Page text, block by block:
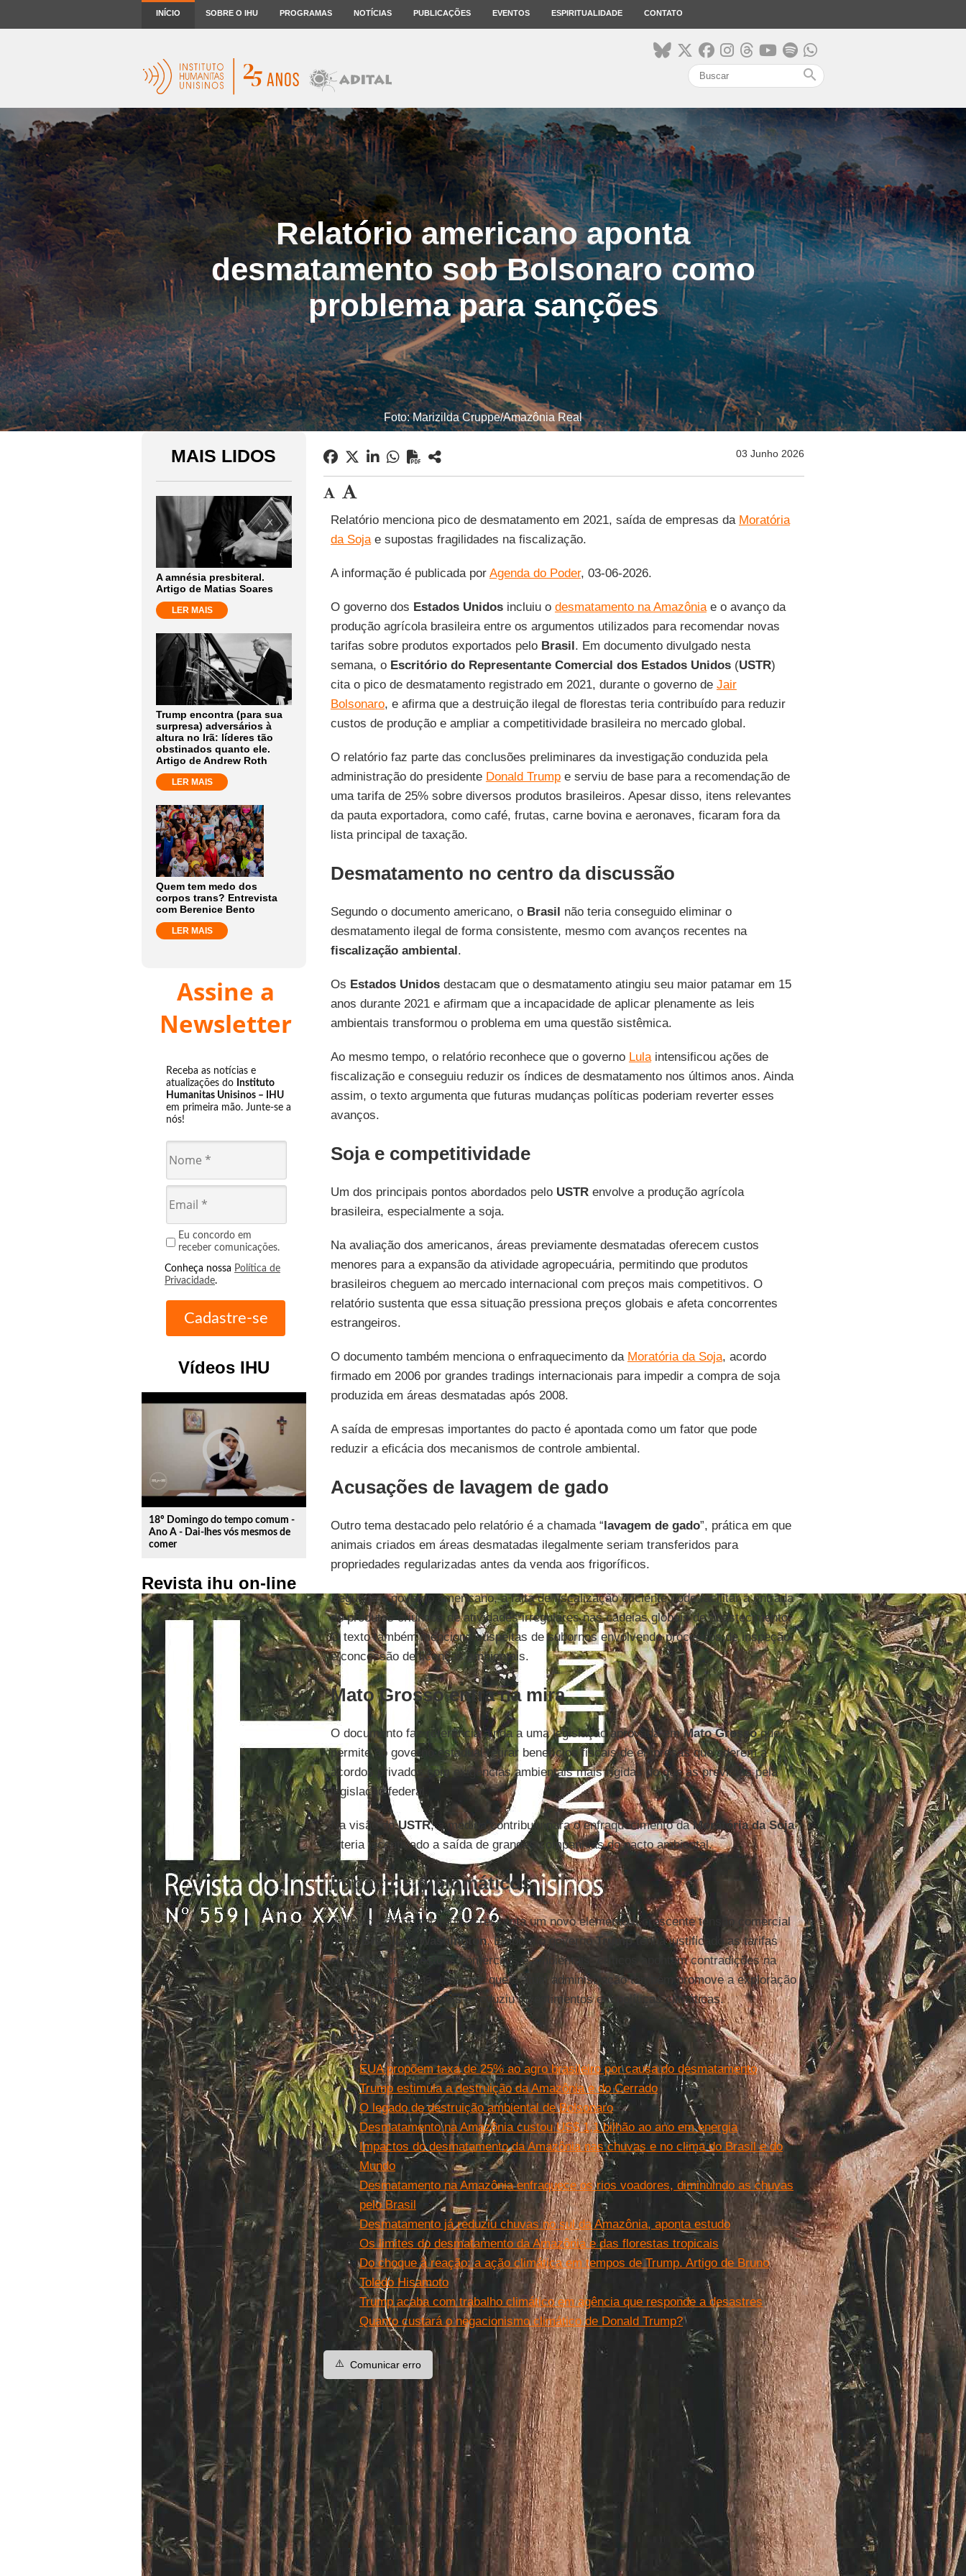
INÍCIO SOBRE O IHU PROGRAMAS NOTÍCIAS PUBLICAÇÕES EVENTOS ESPIRITUALIDADE CONTATO
search
Relatório americano aponta
desmatamento sob Bolsonaro como
problema para sanções
Foto: Marizilda Cruppe/Amazônia Real
MAIS LIDOS
A amnésia presbiteral.
Artigo de Matias Soares
LER MAIS
Trump encontra (para sua
surpresa) adversários à
altura no Irã: líderes tão
obstinados quanto ele.
Artigo de Andrew Roth
LER MAIS
Quem tem medo dos
corpos trans? Entrevista
com Berenice Bento
LER MAIS
Assine a
Newsletter
Receba as notícias e
atualizações do Instituto
Humanitas Unisinos – IHU
em primeira mão. Junte-se a
nós!
Eu concordo em
receber comunicações.
Conheça nossa Política de
Privacidade.
Vídeos IHU
play_circle_outline
18º Domingo do tempo comum -
Ano A - Dai-lhes vós mesmos de
comer
Revista ihu on-line
03 Junho 2026
Relatório menciona pico de desmatamento em 2021, saída de empresas da Moratória
da Sojae supostas fragilidades na fiscalização.
A informação é publicada por Agenda do Poder, 03-06-2026.
O governo dos Estados Unidosincluiu o desmatamento na Amazôniae o avanço da
produção agrícola brasileira entre os argumentos utilizados para recomendar novas
tarifas sobre produtos exportados pelo Brasil. Em documento divulgado nesta
semana, o Escritório do Representante Comercial dos Estados Unidos(USTR)
cita o pico de desmatamento registrado em 2021, durante o governo de Jair
Bolsonaro, e afirma que a destruição ilegal de florestas teria contribuído para reduzir
custos de produção e ampliar a competitividade brasileira no mercado global.
O relatório faz parte das conclusões preliminares da investigação conduzida pela
administração do presidente Donald Trumpe serviu de base para a recomendação de
uma tarifa de 25% sobre diversos produtos brasileiros. Apesar disso, itens relevantes
da pauta exportadora, como café, frutas, carne bovina e aeronaves, ficaram fora da
lista principal de taxação.
Desmatamento no centro da discussão
Segundo o documento americano, o Brasil não teria conseguido eliminar o
desmatamento ilegal de forma consistente, mesmo com avanços recentes na
fiscalização ambiental.
Os Estados Unidosdestacam que o desmatamento atingiu seu maior patamar em 15
anos durante 2021 e afirmam que a incapacidade de aplicar plenamente as leis
ambientais transformou o problema em uma questão sistêmica.
Ao mesmo tempo, o relatório reconhece que o governo Lulaintensificou ações de
fiscalização e conseguiu reduzir os índices de desmatamento nos últimos anos. Ainda
assim, o texto argumenta que futuras mudanças políticas poderiam reverter esses
avanços.
Soja e competitividade
Um dos principais pontos abordados pelo USTRenvolve a produção agrícola
brasileira, especialmente a soja.
Na avaliação dos americanos, áreas previamente desmatadas oferecem custos
menores para a expansão da atividade agropecuária, permitindo que produtos
brasileiros cheguem ao mercado internacional com preços mais competitivos. O
relatório sustenta que essa situação pressiona preços globais e afeta concorrentes
estrangeiros.
O documento também menciona o enfraquecimento da Moratória da Soja, acordo
firmado em 2006 por grandes tradings internacionais para impedir a compra de soja
produzida em áreas desmatadas após 2008.
A saída de empresas importantes do pacto é apontada como um fator que pode
reduzir a eficácia dos mecanismos de controle ambiental.
Acusações de lavagem de gado
Outro tema destacado pelo relatório é a chamada “lavagem de gado”, prática em que
animais criados em áreas desmatadas ilegalmente seriam transferidos para
propriedades regularizadas antes da venda aos frigoríficos.
Segundo o governo americano, a falta de fiscalização eficiente pode facilitar a entrada
de produtos oriundos de atividades irregulares nas cadeias globais de abastecimento.
O texto também menciona suspeitas de subornos envolvendo processos de inspeção
e concessão de licenças ambientais.
Mato Grosso entra na mira
O documento faz referência ainda a uma legislação aprovada emMato Grossoque
permite ao governo estadual retirar benefícios fiscais de empresas que aderem a
acordos privados com exigências ambientais mais rígidas do que as previstas pela
legislação federal.
Na visão doUSTR, a medida contribuiu para o enfraquecimento daMoratória da Soja
e teria incentivado a saída de grandes companhias do pacto ambiental.
Impactos diplomáticos
A divulgação do relatório acrescenta um novo elemento à crescente tensão comercial
entre Brasíliae Washington. Embora o governoTrumptenha justificado as tarifas
com base em questões comerciais e ambientais, críticos apontam contradições na
posição americana, uma vez que a atual administração também promove a exploração
de combustíveis fósseis e reduziu investimentos em políticas climáticas.
Leia mais
EUA propõem taxa de 25% ao agro brasileiro por causa do desmatamento
Trump estimula a destruição da Amazônia e do Cerrado
O legado de destruição ambiental de Bolsonaro
Desmatamento na Amazônia custou US$ 1,1 bilhão ao ano em energia
Impactos do desmatamento da Amazônia nas chuvas e no clima do Brasil e do
Mundo
Desmatamento na Amazônia enfraquece os rios voadores, diminuindo as chuvas
pelo Brasil
Desmatamento já reduziu chuvas no sul da Amazônia, aponta estudo
Os limites do desmatamento da Amazônia e das florestas tropicais
Do choque à reação: a ação climática em tempos de Trump. Artigo de Bruno
Toledo Hisamoto
Trump acaba com trabalho climático em agência que responde a desastres
Quanto custará o negacionismo climático de Donald Trump?
⚠️ Comunicar erro